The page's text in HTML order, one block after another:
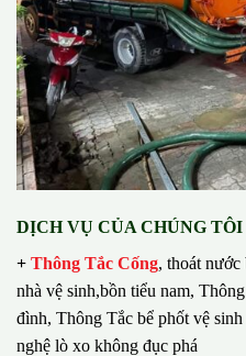
DỊCH VỤ CỦA CHÚNG
+ Thông Tắc Cống, thoát nước
nhà vệ sinh,bồn tiểu nam,
đình, Thông Tắc bể phốt vệ
nghệ lò xo không đục phá